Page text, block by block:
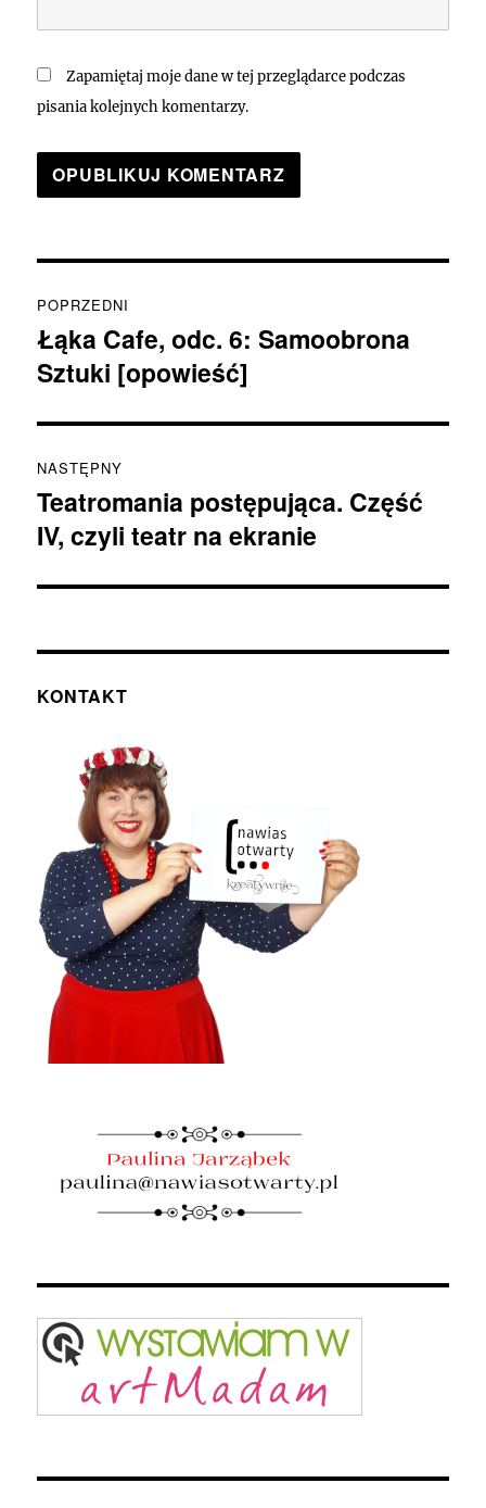
Zapamiętaj moje dane w tej przeglądarce podczas
pisania kolejnych komentarzy.
wpisu
POPRZEDNI
Poprzedni
wpis:
Łąka Cafe, odc. 6: Samoobrona
Sztuki [opowieść]
NASTĘPNY
Następny
wpis:
Teatromania postępująca. Część
IV, czyli teatr na ekranie
KONTAKT